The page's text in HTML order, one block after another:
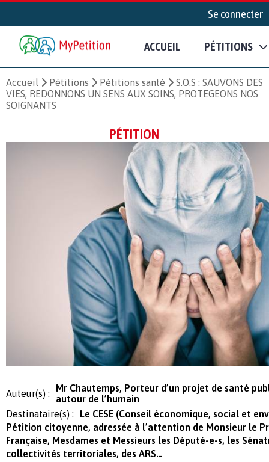
Se connecter
ACCUEIL PÉTITIONS
Accueil Pétitions Pétitions santé
S.O.S : SAUVONS DES
VIES, REDONNONS UN SENS AUX SOINS, PROTEGEONS NOS
SOIGNANTS
PÉTITION
Auteur(s) :
Mr Chautemps, Porteur d’un projet de santé
autour de l’humain
Destinataire(s) :
Le CESE (Conseil économique, social et
Pétition citoyenne, adressée à l’attention de Monsieur le
Française, Mesdames et Messieurs les Député-e-s, les
collectivités territoriales, des ARS…